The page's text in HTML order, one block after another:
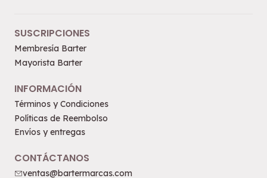
SUSCRIPCIONES
Membresía Barter
Mayorista Barter
INFORMACIÓN
Términos y Condiciones
Políticas de Reembolso
Envíos y entregas
CONTÁCTANOS
ventas@bartermarcas.com